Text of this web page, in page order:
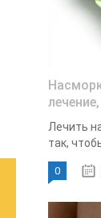
Лечить
так,
0